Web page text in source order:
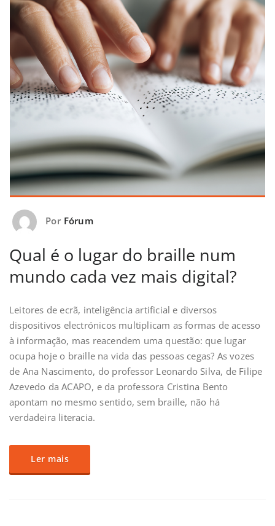
Por Fórum
Qual é o lugar do braille num
mundo cada vez mais digital?
Leitores de ecrã, inteligência artificial e diversos
dispositivos electrónicos multiplicam as formas de acesso
à informação, mas reacendem uma questão: que lugar
ocupa hoje o braille na vida das pessoas cegas? As vozes
de Ana Nascimento, do professor Leonardo Silva, de Filipe
Azevedo da ACAPO, e da professora Cristina Bento
apontam no mesmo sentido, sem braille, não há
verdadeira literacia.
Ler mais